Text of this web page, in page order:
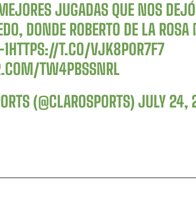
JUGADAS QUE NOS
, DONDE ROBERTO DE LA
HTTPS://T.CO/VJK8P0R7F7
TW4PBSSNRL
(@CLAROSPORTS) JULY 24,